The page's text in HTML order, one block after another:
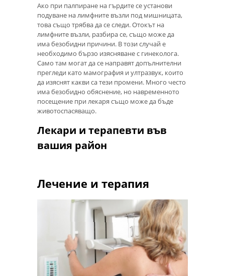
Ако при палпиране на гърдите се установи
подуване на лимфните възли под мишницата,
това също трябва да се следи. Отокът на
лимфните възли, разбира се, също може да
има безобидни причини. В този случай е
необходимо бързо изясняване с гинеколога.
Само там могат да се направят допълнителни
прегледи като мамография и ултразвук, които
да изяснят какви са тези промени. Много често
има безобидно обяснение, но навременното
посещение при лекаря също може да бъде
животоспасяващо.
Лекари и терапевти във
вашия район
Лечение и терапия